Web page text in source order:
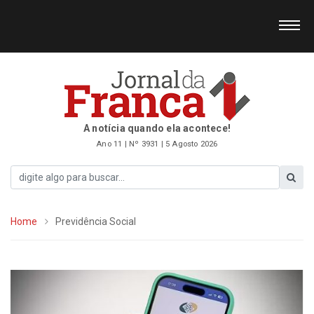
A notícia quando ela acontece!
Ano 11 | Nº 3931 | 5 Agosto 2026
Home Previdência Social